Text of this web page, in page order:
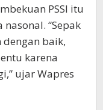
PSSI itu
“Sepak
baik,
karena
ujar Wapres